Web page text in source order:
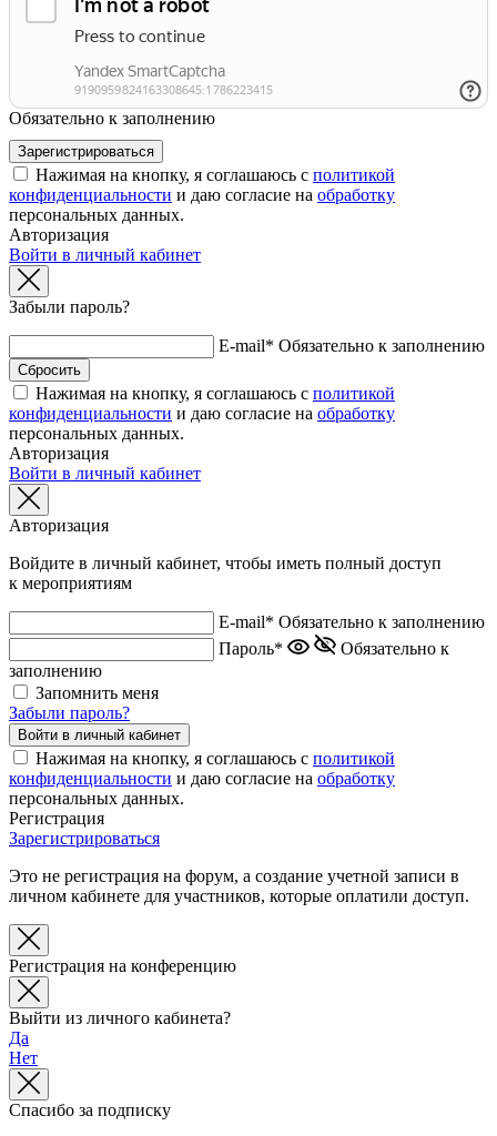
Обязательно к заполнению
Нажимая на кнопку, я соглашаюсь с политикой
конфиденциальности и даю согласие на обработку
персональных данных.
Авторизация
Войти в личный кабинет
Забыли пароль?
E-mail* Обязательно к заполнению
Нажимая на кнопку, я соглашаюсь с политикой
конфиденциальности и даю согласие на обработку
персональных данных.
Авторизация
Войти в личный кабинет
Авторизация
Войдите в личный кабинет, чтобы иметь полный доступ
к мероприятиям
E-mail* Обязательно к заполнению
Пароль*
Обязательно к
заполнению
Запомнить меня
Забыли пароль?
Нажимая на кнопку, я соглашаюсь с политикой
конфиденциальности и даю согласие на обработку
персональных данных.
Регистрация
Зарегистрироваться
Это не регистрация на форум, а создание учетной записи в
личном кабинете для участников, которые оплатили доступ.
Регистрация на конференцию
Выйти из личного кабинета?
Да
Нет
Спасибо за подписку